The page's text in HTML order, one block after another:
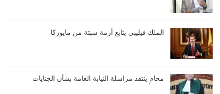
الملك فيليبي يتابع أزمة سبتة من مايوركا
محامٍ ينتقد مراسلة النيابة العامة بشأن الجنايات